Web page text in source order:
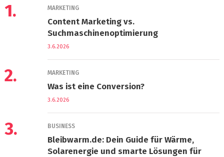
1. MARKETING
Content Marketing vs.
Suchmaschinenoptimierung
3.6.2026
2. MARKETING
Was ist eine Conversion?
3.6.2026
3. BUSINESS
Bleibwarm.de: Dein Guide für Wärme,
Solarenergie und smarte Lösungen für